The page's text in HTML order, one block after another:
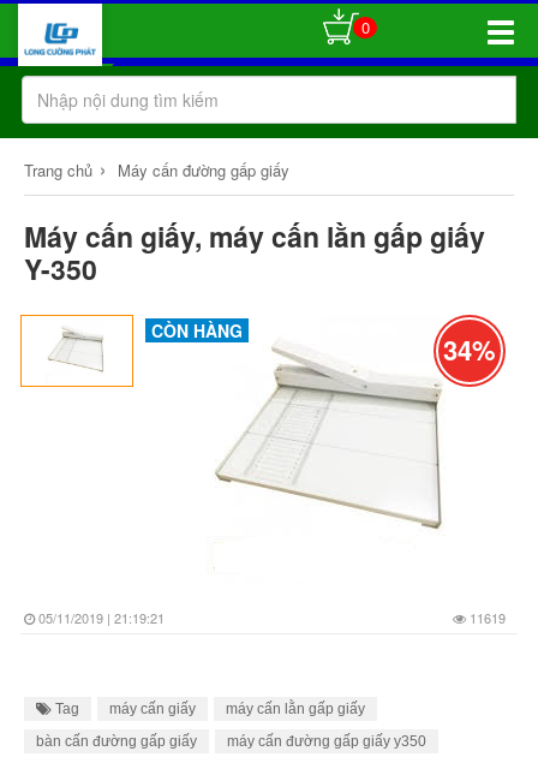
Toggle
0
Trang chủ › Máy cấn đường gấp giấy
Máy cấn giấy, máy cấn lằn gấp giấy
Y-350
34%
CÒN HÀNG
05/11/2019 | 21:19:21 11619
Tag máy cấn giấy
máy cấn lằn gấp giấy
bàn cấn đường gấp giấy
máy cấn đường gấp giấy y350